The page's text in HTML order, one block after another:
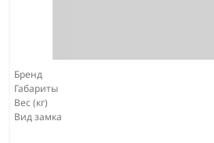
Бренд
Габариты
Вес (кг)
Вид замка